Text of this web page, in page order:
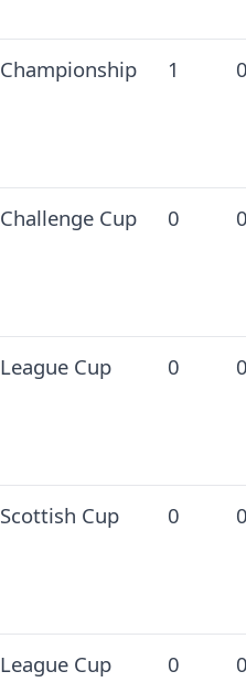
Championship 1
Challenge Cup 0
League Cup 0
Scottish Cup 0
League Cup 0